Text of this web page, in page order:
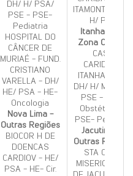
DH/ H/ PSA/
PSE - PSE-
Pediatria
HOSPITAL DO
CÂNCER DE
MURIAÉ - FUND.
CRISTIANO
VARELLA - DH/
HE/ PSA - HE-
Oncologia
Nova Lima -
Outras Regiões
BIOCOR H DE
DOENCAS
CARDIOV - HE/
PSA - HE- Cir.
ITAMONTE - DH/
H/ PSA
Itanhandu -
Zona Central
CASA
CARIDADE
ITANHANDU -
DH/ H/ M/ PSA/
PSE - PSE-
Obstétrico e
PSE- Pediatria
Jacutinga -
Outras Regiões
STA CASA
MISERICORDIA